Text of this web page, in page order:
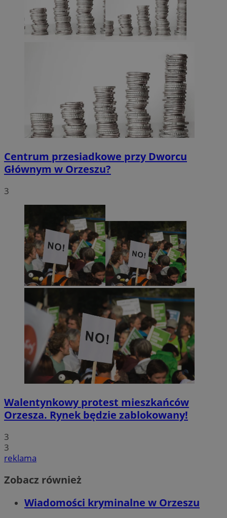
Centrum przesiadkowe przy Dworcu
Głównym w Orzeszu?
3
Walentynkowy protest mieszkańców
Orzesza. Rynek będzie zablokowany!
3
3
reklama
Zobacz również
Wiadomości kryminalne w Orzeszu